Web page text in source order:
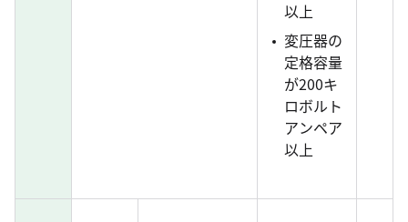
以上
変圧器の
定格容量
が200キ
ロボルト
アンペア
以上